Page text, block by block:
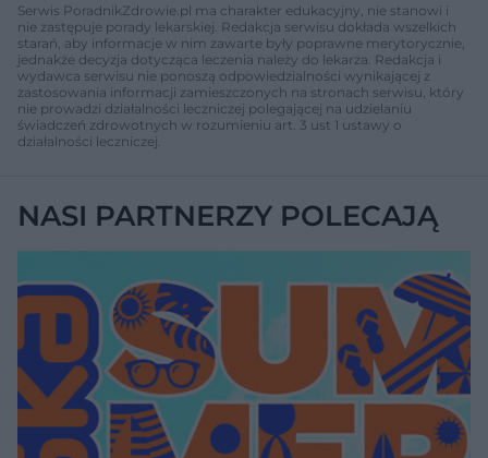
Serwis PoradnikZdrowie.pl ma charakter edukacyjny, nie stanowi i
nie zastępuje porady lekarskiej. Redakcja serwisu dokłada wszelkich
starań, aby informacje w nim zawarte były poprawne merytorycznie,
jednakże decyzja dotycząca leczenia należy do lekarza. Redakcja i
wydawca serwisu nie ponoszą odpowiedzialności wynikającej z
zastosowania informacji zamieszczonych na stronach serwisu, który
nie prowadzi działalności leczniczej polegającej na udzielaniu
świadczeń zdrowotnych w rozumieniu art. 3 ust 1 ustawy o
działalności leczniczej.
NASI PARTNERZY POLECAJĄ